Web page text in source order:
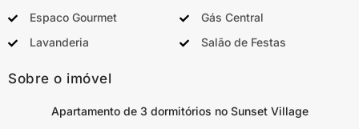
Espaco Gourmet
Gás Central
Lavanderia
Salão de Festas
Sobre o imóvel
Apartamento de 3 dormitórios no Sunset Village